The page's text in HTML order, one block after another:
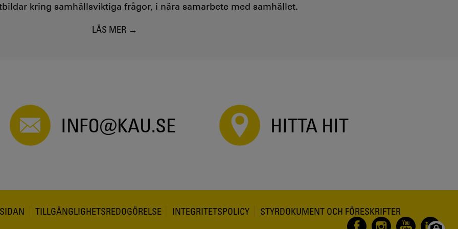
och utvecklingen av Samsyn Värmland 2017
kring samhällsviktiga frågor, i nära samarbete med samhället.
LÄS MER
INFO@KAU.SE HITTA HIT
TILLGÄNGLIGHETSREDOGÖRELSE INTEGRITETSPOLICY STYRDOKUMENT OCH FÖRESKRIFTER